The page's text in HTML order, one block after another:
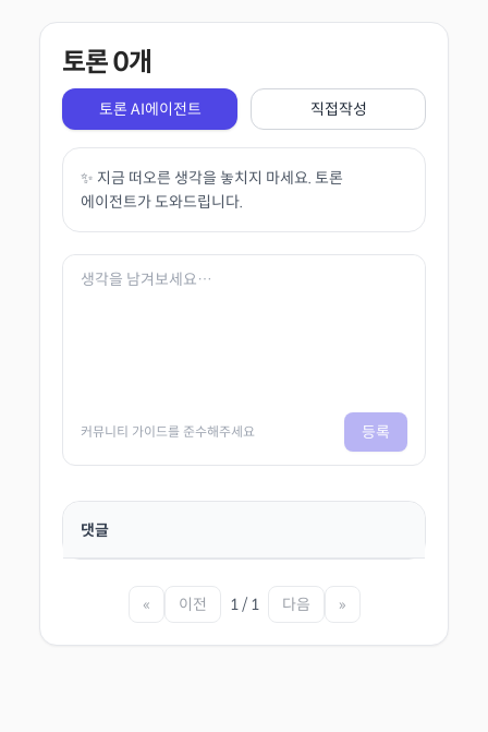
토론0개
토론 AI에이전트 직접작성
✨ 지금 떠오른 생각을 놓치지 마세요. 토론
에이전트가 도와드립니다.
커뮤니티 가이드를 준수해주세요 등록
댓글
« 이전 1 / 1 다음 »